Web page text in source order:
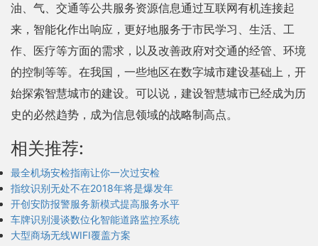
油、气、交通等公共服务资源信息通过互联网有机连接起
来，智能化作出响应，更好地服务于市民学习、生活、工
作、医疗等方面的需求，以及改善政府对交通的经管、环境
的控制等等。在我国，一些地区在数字城市建设基础上，开
始探索智慧城市的建设。可以说，建设智慧城市已经成为历
史的必然趋势，成为信息领域的战略制高点。
相关推荐:
最全机场安检指南让你一次过安检
指纹识别无处不在2018年将是爆发年
开创安防报警服务新模式提高服务水平
车牌识别漫谈数位化智能道路监控系统
大型商场无线WIFI覆盖方案